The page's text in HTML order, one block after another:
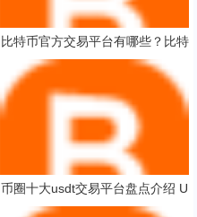
比特币官方交易平台有哪些？比特
币大型交易所排行榜
币圈十大usdt交易平台盘点介绍 U
SDT交易平台评价排行